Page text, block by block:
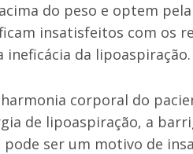
do peso e optem
insatisfeitos com os
da lipoaspiração.
corporal do
de lipoaspiração, a
ser um motivo de